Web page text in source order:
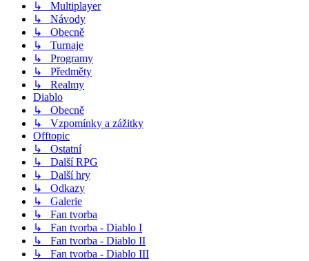
↳ Multiplayer
↳ Návody
↳ Obecně
↳ Turnaje
↳ Programy
↳ Předměty
↳ Realmy
Diablo
↳ Obecně
↳ Vzpomínky a zážitky
Offtopic
↳ Ostatní
↳ Další RPG
↳ Další hry
↳ Odkazy
↳ Galerie
↳ Fan tvorba
↳ Fan tvorba - Diablo I
↳ Fan tvorba - Diablo II
↳ Fan tvorba - Diablo III